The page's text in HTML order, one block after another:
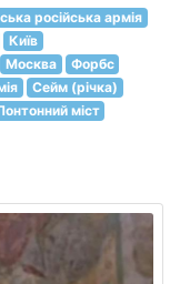
російська армія
Київ
Москва
Форбс
Сейм (річка)
міст